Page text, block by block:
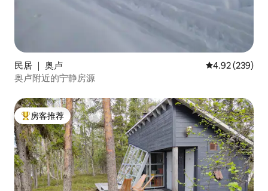
民居 ｜ 奥卢 平均评分 4.92
4.92 (239)
奥卢附近的宁静房源
热门「房客推荐」
房客推荐